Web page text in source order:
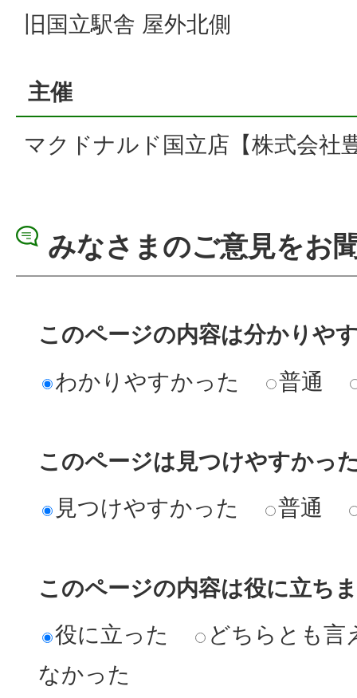
旧国立駅舎 屋外北側
主催
マクドナルド国立店【株式会社
みなさまのご意見をお
このページの内容は分かりや
わかりやすかった
普通
このページは見つけやすかっ
見つけやすかった
普通
このページの内容は役に立ち
役に立った
どちらとも言
なかった